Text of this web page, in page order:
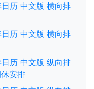
历 中文版 横向排
历 中文版 横向排
历 中文版 纵向排
安排